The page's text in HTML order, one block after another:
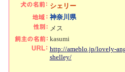
シェリー
神奈川県
メス
kasumi
http://ameblo.jp/lovely-
shelley/